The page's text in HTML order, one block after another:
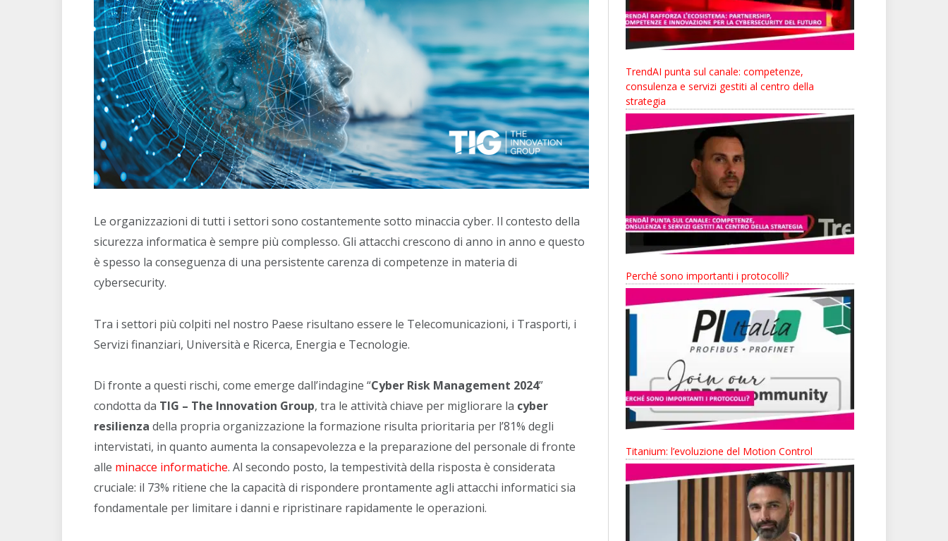
Le organizzazioni di tutti i settori sono costantemente sotto minaccia cyber. Il contesto della
sicurezza informatica è sempre più complesso. Gli attacchi crescono di anno in anno e questo
è spesso la conseguenza di una persistente carenza di competenze in materia di
cybersecurity.
Tra i settori più colpiti nel nostro Paese risultano essere le Telecomunicazioni, i Trasporti, i
Servizi finanziari, Università e Ricerca, Energia e Tecnologie.
Di fronte a questi rischi, come emerge dall’indagine “Cyber Risk Management 2024”
condotta da TIG – The Innovation Group, tra le attività chiave per migliorare la cyber
resilienza della propria organizzazione la formazione risulta prioritaria per l’81% degli
intervistati, in quanto aumenta la consapevolezza e la preparazione del personale di fronte
alle minacce informatiche. Al secondo posto, la tempestività della risposta è considerata
cruciale: il 73% ritiene che la capacità di rispondere prontamente agli attacchi informatici sia
fondamentale per limitare i danni e ripristinare rapidamente le operazioni.
TrendAI punta sul canale: competenze,
consulenza e servizi gestiti al centro della
strategia
Perché sono importanti i protocolli?
Titanium: l’evoluzione del Motion Control